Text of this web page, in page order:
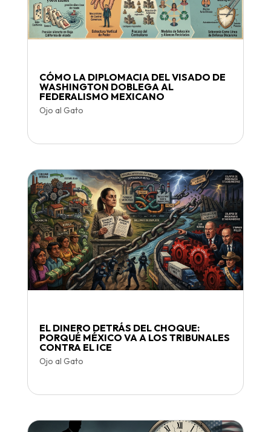
CÓMO LA DIPLOMACIA DEL VISADO DE
WASHINGTON DOBLEGA AL
FEDERALISMO MEXICANO
Ojo al Gato
EL DINERO DETRÁS DEL CHOQUE:
PORQUÉ MÉXICO VA A LOS TRIBUNALES
CONTRA EL ICE
Ojo al Gato